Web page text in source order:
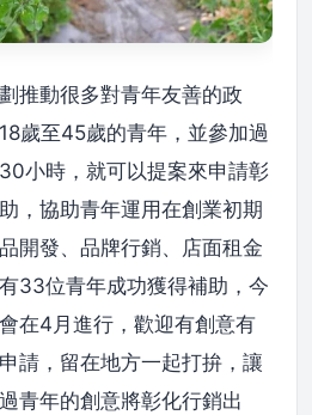
推動很多對青年友善的政
歲至45歲的青年，並參加過
小時，就可以提案來申請彰
，協助青年運用在創業初期
開發、品牌行銷、店面租金
33位青年成功獲得補助，今
在4月進行，歡迎有創意有
請，留在地方一起打拚，讓
青年的創意將彰化行銷出